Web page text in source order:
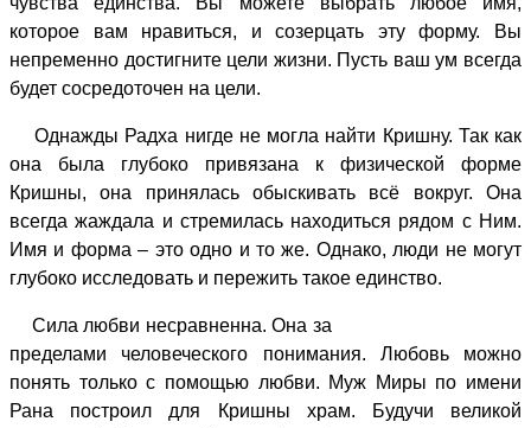
которое вам нравиться, и созерцать эту форму. Вы
непременно достигните цели жизни. Пусть ваш ум всегда
будет сосредоточен на цели.
Однажды Радха нигде не могла найти Кришну. Так как
она была глубоко привязана к физической форме
Кришны, она принялась обыскивать всё вокруг. Она
всегда жаждала и стремилась находиться рядом с Ним.
Имя и форма – это одно и то же. Однако, люди не могут
глубоко исследовать и пережить такое единство.
Сила любви несравненна. Она за
пределами человеческого понимания. Любовь можно
понять только с помощью любви. Муж Миры по имени
Рана построил для Кришны храм. Будучи великой